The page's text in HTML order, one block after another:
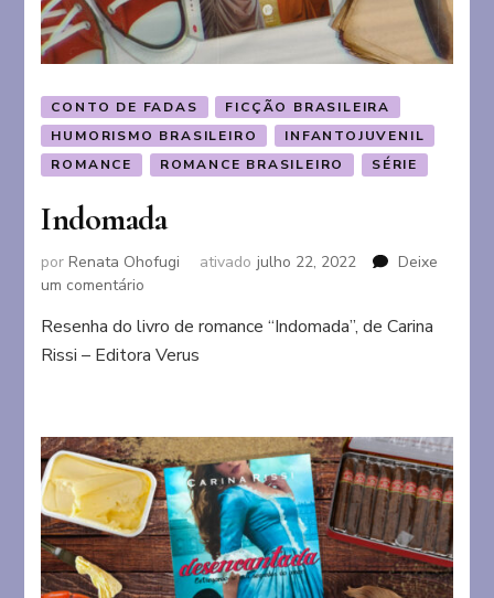
CONTO DE FADAS
FICÇÃO BRASILEIRA
HUMORISMO BRASILEIRO
INFANTOJUVENIL
ROMANCE
ROMANCE BRASILEIRO SÉRIE
Indomada
porRenata Ohofugi ativado julho 22, 2022
Deixe
um comentário
Resenha do livro de romance “Indomada”, de Carina
Rissi – Editora Verus